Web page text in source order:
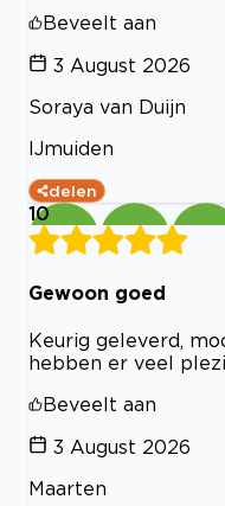
Beveelt aan
3 August 2026
Soraya van Duijn
IJmuiden
delen
10
Gewoon goed
Keurig geleverd,
hebben er veel
Beveelt aan
3 August 2026
Maarten